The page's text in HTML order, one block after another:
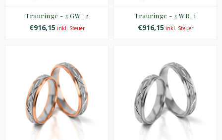
Trauringe - 2 GW_2
€916,15 inkl. Steuer
Trauringe - 2 WR_1
€916,15 inkl. Steuer